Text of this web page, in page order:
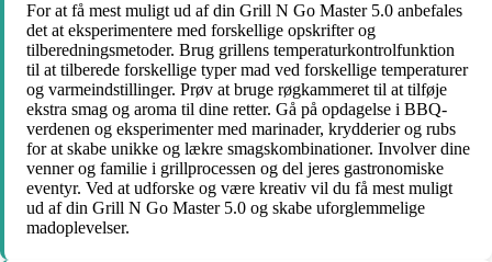
For at få mest muligt ud af din Grill N Go Master 5.0 anbefales
det at eksperimentere med forskellige opskrifter og
tilberedningsmetoder. Brug grillens temperaturkontrolfunktion
til at tilberede forskellige typer mad ved forskellige temperaturer
og varmeindstillinger. Prøv at bruge røgkammeret til at tilføje
ekstra smag og aroma til dine retter. Gå på opdagelse i BBQ-
verdenen og eksperimenter med marinader, krydderier og rubs
for at skabe unikke og lækre smagskombinationer. Involver dine
venner og familie i grillprocessen og del jeres gastronomiske
eventyr. Ved at udforske og være kreativ vil du få mest muligt
ud af din Grill N Go Master 5.0 og skabe uforglemmelige
madoplevelser.